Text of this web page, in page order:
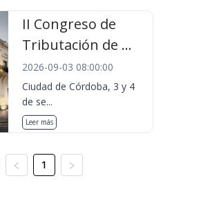
II Congreso de
Tributación de ...
2026-09-03 08:00:00
Ciudad de Córdoba, 3 y 4
de se...
Leer más
1